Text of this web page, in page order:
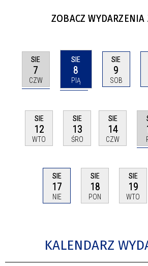
ZOBACZ
SIE
7
CZW
SIE
8
PIĄ
SIE
9
SOB
SIE
12
WTO
SIE
13
ŚRO
SIE
14
CZW
SIE
17
NIE
SIE
18
PON
SIE
19
WTO
KALENDARZ